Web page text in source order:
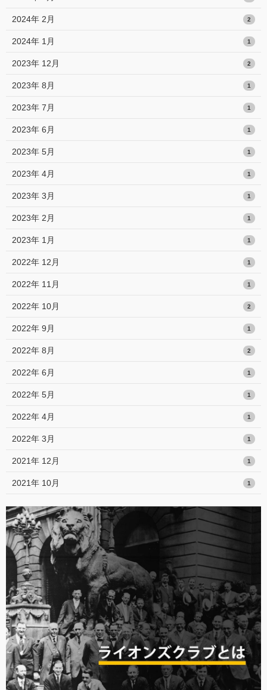
2024年 2月 2
2024年 1月 1
2023年 12月 2
2023年 8月 1
2023年 7月 1
2023年 6月 1
2023年 5月 1
2023年 4月 1
2023年 3月 1
2023年 2月 1
2023年 1月 1
2022年 12月 1
2022年 11月 1
2022年 10月 2
2022年 9月 1
2022年 8月 2
2022年 6月 1
2022年 5月 1
2022年 4月 1
2022年 3月 1
2021年 12月 1
2021年 10月 1